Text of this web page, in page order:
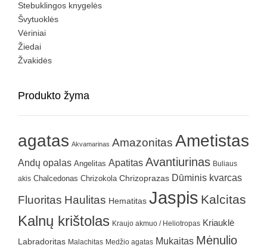
Stebuklingos knygelės
Švytuoklės
Vėriniai
Žiedai
Žvakidės
Produkto žyma
agatas Akvamarinas Amazonitas Ametistas
Andų opalas Angelitas Apatitas Avantiurinas Buliaus
akis Chalcedonas Chrizokola Chrizoprazas Dūminis kvarcas
Fluoritas Haulitas Hematitas Jaspis Kalcitas
Kalnų krištolas Kraujo akmuo / Heliotropas Kriauklė
Labradoritas Malachitas Medžio agatas Mukaitas Mėnulio